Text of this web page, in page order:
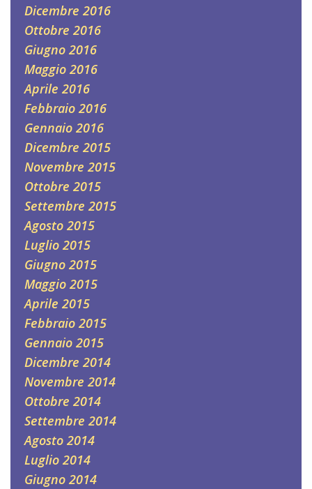
Dicembre 2016
Ottobre 2016
Giugno 2016
Maggio 2016
Aprile 2016
Febbraio 2016
Gennaio 2016
Dicembre 2015
Novembre 2015
Ottobre 2015
Settembre 2015
Agosto 2015
Luglio 2015
Giugno 2015
Maggio 2015
Aprile 2015
Febbraio 2015
Gennaio 2015
Dicembre 2014
Novembre 2014
Ottobre 2014
Settembre 2014
Agosto 2014
Luglio 2014
Giugno 2014